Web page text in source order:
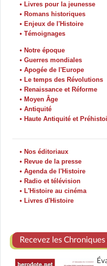
• Livres pour la jeunesse
• Romans historiques
• Enjeux de l'Histoire
• Témoignages
• Notre époque
• Guerres mondiales
• Apogée de l'Europe
• Le temps des Révolutions
• Renaissance et Réforme
• Moyen Âge
• Antiquité
• Haute Antiquité et
• Nos éditoriaux
• Revue de la presse
• Agenda de l'Histoire
• Radio et télévision
• L'Histoire au cinéma
• Livres d'Histoire
Recevez les